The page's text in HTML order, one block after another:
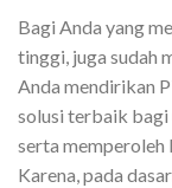
Bagi Anda yang
tinggi, juga sudah
Anda mendirikan
solusi terbaik bagi
serta memperoleh
Karena, pada